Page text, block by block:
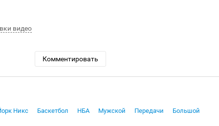
видео
Комментировать
Никс Баскетбол НБА Мужской Передачи Большой